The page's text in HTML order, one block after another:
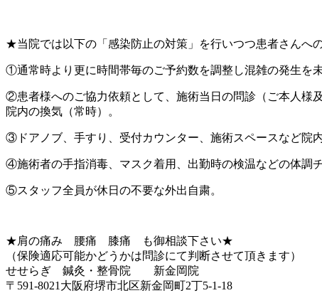
★当院では以下の「感染防止の対策」を行いつつ患者さんへ
①通常時より更に時間帯毎のご予約数を調整し混雑の発生を未
②患者様へのご協力依頼として、施術当日の問診（ご本人様
院内の換気（常時）。
③ドアノブ、手すり、受付カウンター、施術スペースなど院
④施術者の手指消毒、マスク着用、出勤時の検温などの体調チ
⑤スタッフ全員が休日の不要な外出自粛。
★肩の痛み 腰痛 膝痛 も御相談下さい★
（保険適応可能かどうかは問診にて判断させて頂きます）
せせらぎ 鍼灸・整骨院 新金岡院
〒591-8021大阪府堺市北区新金岡町2丁5-1-18